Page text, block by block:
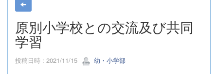
原別小学校との交流及び共同
学習
投稿日時 : 2021/11/15 幼・小学部